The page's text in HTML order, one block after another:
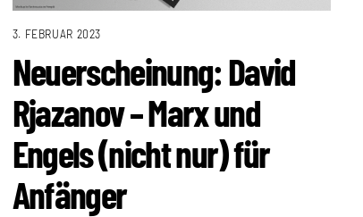
3. FEBRUAR 2023
Neuerscheinung: David
Rjazanov – Marx und
Engels (nicht nur) für
Anfänger